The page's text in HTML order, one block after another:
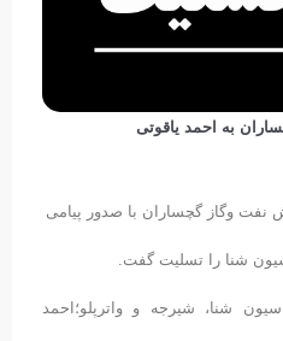
به احمد یاقوتی
نفت وگاز گچساران با صدور پیامی
شنا را تسلیت گفت.
شنا، شیرجه و واترپلو؛احمد